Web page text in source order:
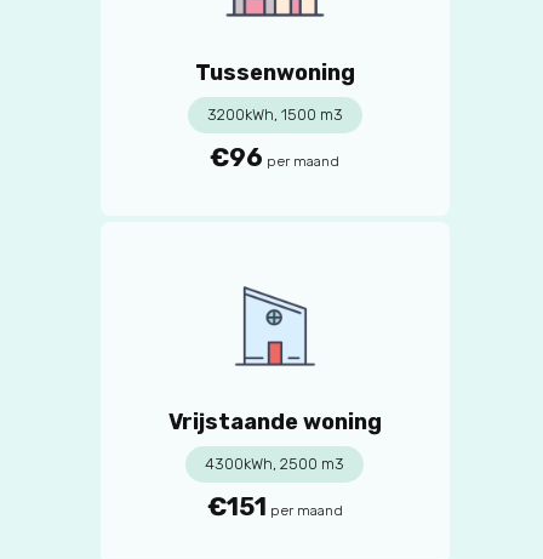
Tussenwoning
3200kWh, 1500 m3
€96 per maand
Vrijstaande woning
4300kWh, 2500 m3
€151 per maand